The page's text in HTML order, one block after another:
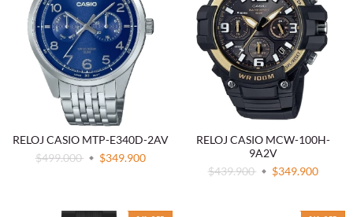
RELOJ CASIO MTP-E340D-2AV
$499.000
$349.900
RELOJ CASIO MCW-100H-
9A2V
$439.900
$349.900